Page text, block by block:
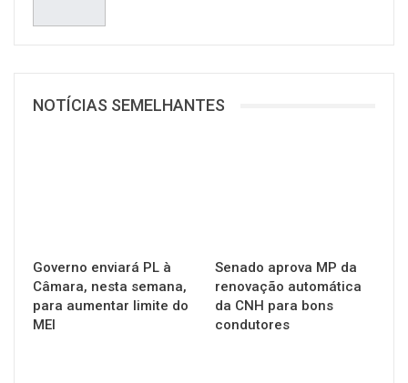
NOTÍCIAS SEMELHANTES
Governo enviará PL à
Câmara, nesta semana,
para aumentar limite do
MEI
Senado aprova MP da
renovação automática
da CNH para bons
condutores